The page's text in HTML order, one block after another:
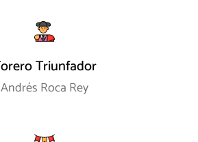
Triunfador
Andrés Roca Rey